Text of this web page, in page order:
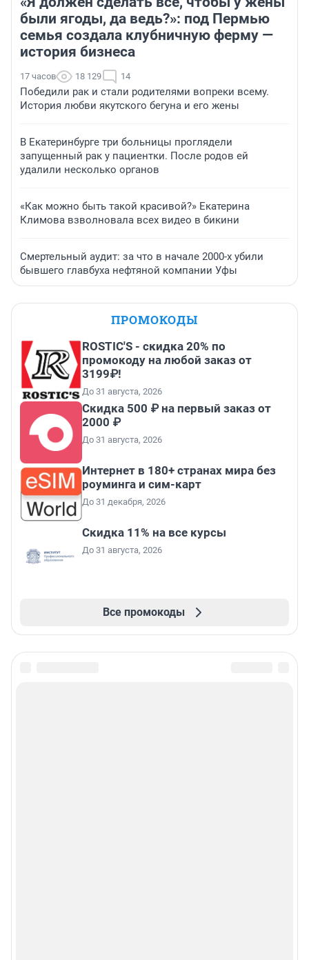
были ягоды, да ведь?»: под Пермью
семья создала клубничную ферму —
история бизнеса
17 часов 18 129 14
Победили рак и стали родителями вопреки всему.
История любви якутского бегуна и его жены
В Екатеринбурге три больницы проглядели
запущенный рак у пациентки. После родов ей
удалили несколько органов
«Как можно быть такой красивой?» Екатерина
Климова взволновала всех видео в бикини
Смертельный аудит: за что в начале 2000-х убили
бывшего главбуха нефтяной компании Уфы
ПРОМОКОДЫ
ROSTIC'S - скидка 20% по
промокоду на любой заказ от
3199₽!
До 31 августа, 2026
Скидка 500 ₽ на первый заказ от
2000 ₽
До 31 августа, 2026
Интернет в 180+ странах мира без
роуминга и сим-карт
До 31 декабря, 2026
Скидка 11% на все курсы
До 31 августа, 2026
Все промокоды